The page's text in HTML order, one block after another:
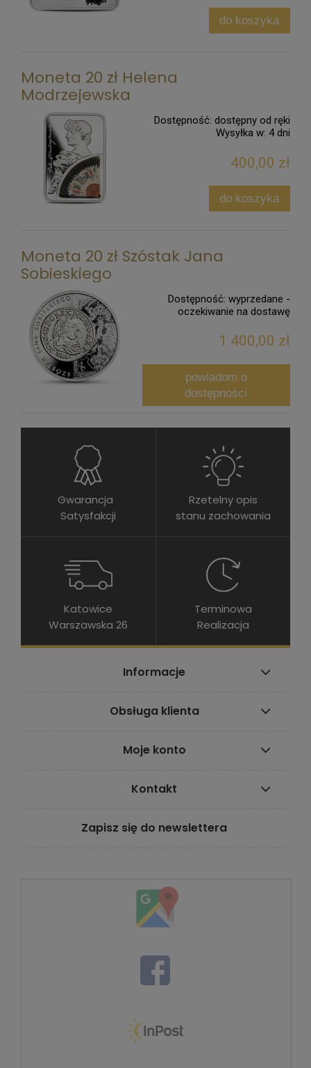
do koszyka
Moneta 20 zł Helena
Modrzejewska
Dostępność: dostępny od ręki
Wysyłka w: 4 dni
400,00 zł
do koszyka
Moneta 20 zł Szóstak Jana
Sobieskiego
Dostępność: wyprzedane -
oczekiwanie na dostawę
1 400,00 zł
powiadom o
dostępności
Gwarancja
Satysfakcji
Rzetelny opis
stanu zachowania
Katowice
Warszawska 26
Terminowa
Realizacja
Informacje
Obsługa klienta
Moje konto
Kontakt
Zapisz się do newslettera